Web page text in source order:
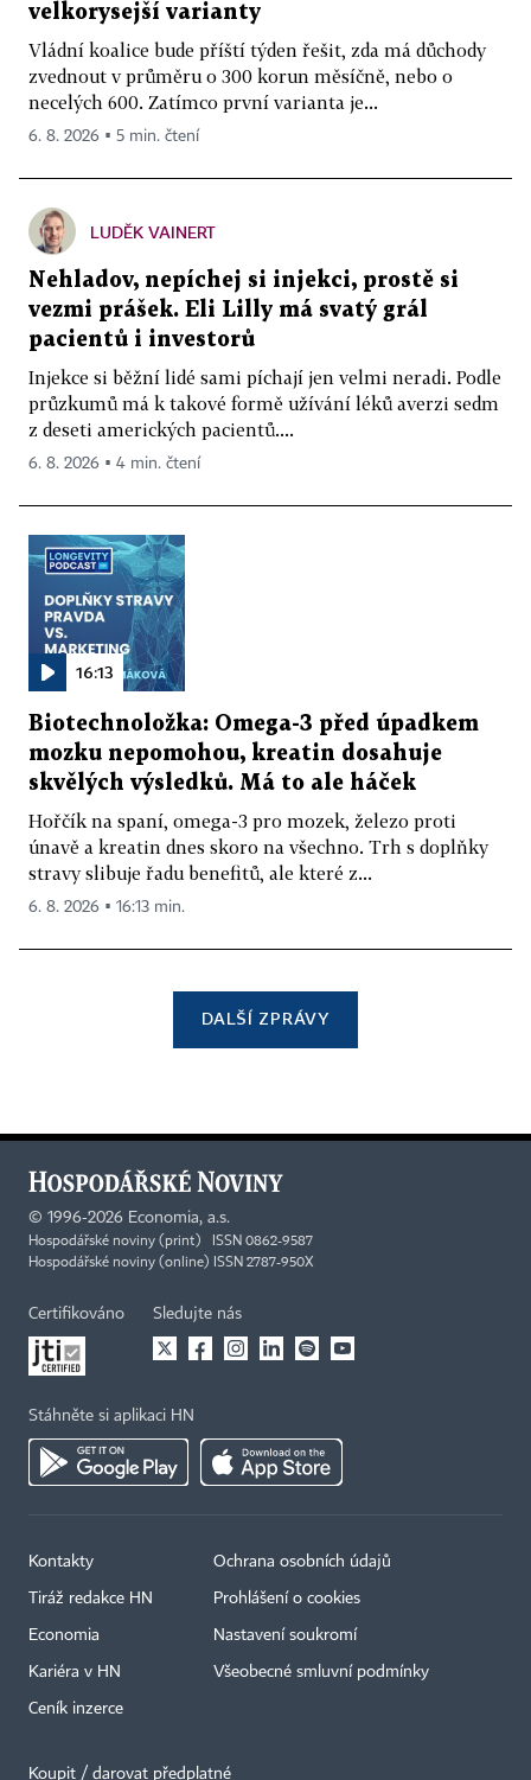
velkorysejší varianty
Vládní koalice bude příští týden řešit, zda má důchody
zvednout v průměru o 300 korun měsíčně, nebo o
necelých 600. Zatímco první varianta je...
6. 8. 2026 ▪ 5 min. čtení
LUDĚK VAINERT
Nehladov, nepíchej si injekci, prostě si
vezmi prášek. Eli Lilly má svatý grál
pacientů i investorů
Injekce si běžní lidé sami píchají jen velmi neradi. Podle
průzkumů má k takové formě užívání léků averzi sedm
z deseti amerických pacientů....
6. 8. 2026 ▪ 4 min. čtení
16:13
Biotechnoložka: Omega-3 před úpadkem
mozku nepomohou, kreatin dosahuje
skvělých výsledků. Má to ale háček
Hořčík na spaní, omega-3 pro mozek, železo proti
únavě a kreatin dnes skoro na všechno. Trh s doplňky
stravy slibuje řadu benefitů, ale které z...
6. 8. 2026 ▪ 16:13 min.
DALŠÍ ZPRÁVY
© 1996-2026 Economia, a.s.
Hospodářské noviny (print) ISSN 0862-9587
Hospodářské noviny (online) ISSN 2787-950X
Certifikováno Sledujte nás
Stáhněte si aplikaci HN
Kontakty
Tiráž redakce HN
Economia
Kariéra v HN
Ceník inzerce
Ochrana osobních údajů
Prohlášení o cookies
Nastavení soukromí
Všeobecné smluvní podmínky
Koupit / darovat předplatné